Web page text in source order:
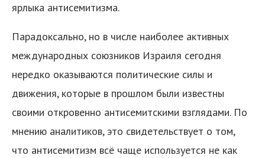
ярлыка антисемитизма.
Парадоксально, но в числе наиболее активных
международных союзников Израиля сегодня
нередко оказываются политические силы и
движения, которые в прошлом были известны
своими откровенно антисемитскими взглядами. По
мнению аналитиков, это свидетельствует о том,
что антисемитизм всё чаще используется не как